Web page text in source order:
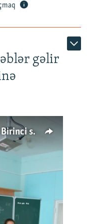
gəlir
50 min müəllim işini itirə bilər. Birinci sinfə gedənlər azalır